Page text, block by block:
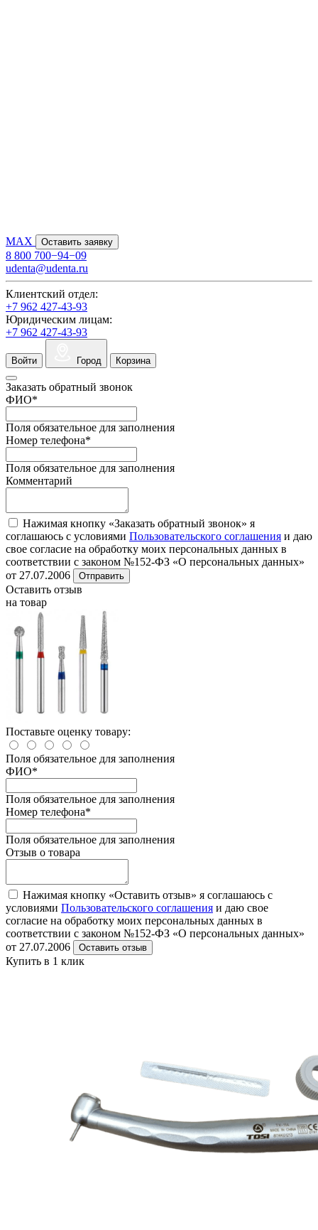
MAX Оставить заявку
8 800 700−94−09
udenta@udenta.ru
Клиентский отдел:
+7 962 427-43-93
Юридическим лицам:
+7 962 427-43-93
Войти Город Корзина
Заказать обратный звонок
ФИО*
Поля обязательное для заполнения
Номер телефона*
Поля обязательное для заполнения
Комментарий
Нажимая кнопку «Заказать обратный звонок» я
соглашаюсь с условиями Пользовательского соглашения и даю
свое согласие на обработку моих персональных данных в
соответствии с законом №152-ФЗ «О персональных данных»
от 27.07.2006
Отправить
Оставить отзыв
на товар
Поставьте оценку товару:
Поля обязательное для заполнения
ФИО*
Поля обязательное для заполнения
Номер телефона*
Поля обязательное для заполнения
Отзыв о товара
Нажимая кнопку «Оставить отзыв» я соглашаюсь с
условиями Пользовательского соглашения и даю свое
согласие на обработку моих персональных данных в
соответствии с законом №152-ФЗ «О персональных данных»
от 27.07.2006
Оставить отзыв
Купить в 1 клик